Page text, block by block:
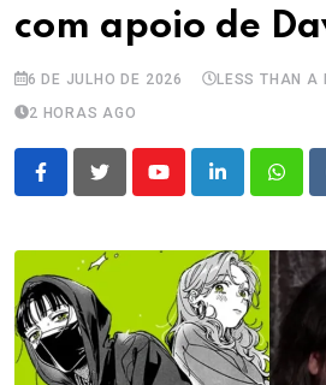
com apoio de
6 DE JULHO DE 2026 LESS THAN A
2 HORAS AGO
YoutubeLinkedIn